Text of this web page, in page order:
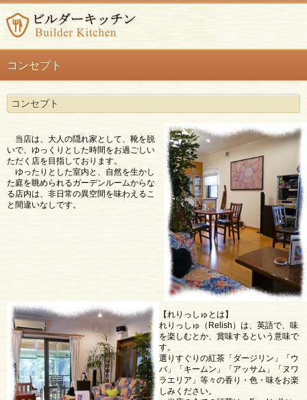
コンセプト
コンセプト
当店は、大人の隠れ家として、靴を脱
いで、ゆっくりとした時間をお過ごしい
ただく店を目指しております。
ゆったりとした室内と、自然を生かし
た庭を眺められるガーデンルームからな
る店内は、非日常の異空間を味わえるこ
と間違いなしです。
【れりっしゅとは】
れりっしゅ（Relish）は、英語で、味
を楽しむとか、賞味するという意味で
す。
選りすぐりの紅茶「ダージリン」「ウ
バ」「キームン」「アッサム」「ヌワ
ラエリア」等々の香り・色・味をお楽
しみください。